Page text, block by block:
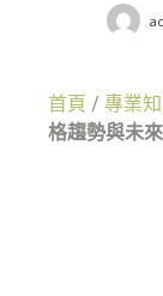
首頁 / 專業
格趨勢與未